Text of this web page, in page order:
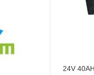
24V 40AH Pallet Truck Lithium Battery